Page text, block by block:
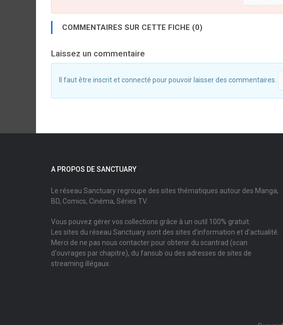
COMMENTAIRES SUR CETTE FICHE (0)
Laissez un commentaire
Il faut être inscrit et connecté pour pouvoir laisser des commentaires.
A PROPOS DE SANCTUARY
Le réseau Sanctuary regroupe des sites thématiques autour des Manga,
BD, Comics, Cinéma, Séries TV.
Vous pouvez gérer vos collections grâce à un outil 100% gratuit.
Les sites du réseau Sanctuary sont des sites d'information et d'actualité.
Merci de ne pas nous contacter pour obtenir du scantrad (scan
d'ouvrages par chapitre), du fansub ou des adresses de sites de
streaming illégaux.